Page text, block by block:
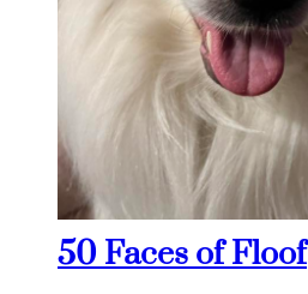
50 Faces of Floof